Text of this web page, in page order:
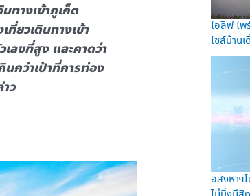
ทางเข้าภูเก็ต
ยวเดินทางเข้า
ลขที่สูง และคาดว่า
นกว่าเป้าที่การท่อง
ว
ไอลีฟ ไ
ไซส์บ้านเ
อสังหาฯ